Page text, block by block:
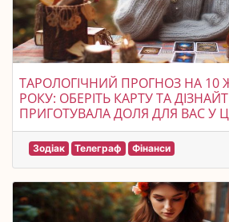
ТАРОЛОГІЧНИЙ ПРОГНОЗ НА 10
РОКУ: ОБЕРІТЬ КАРТУ ТА
ПРИГОТУВАЛА ДОЛЯ ДЛЯ ВАС У
Зодіак Телеграф Фінанси